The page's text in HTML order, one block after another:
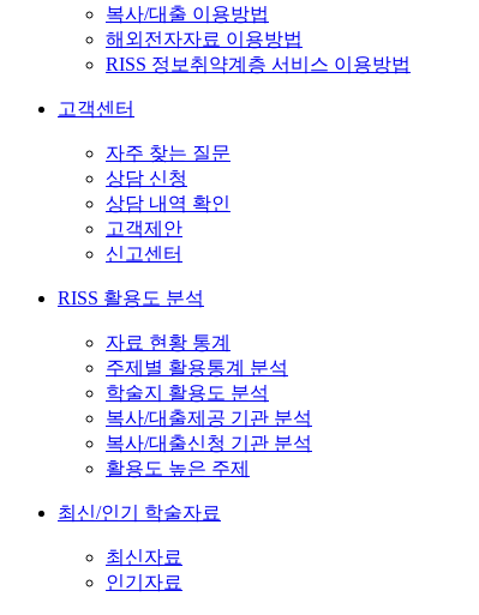
복사/대출 이용방법
해외전자자료 이용방법
RISS 정보취약계층 서비스 이용방법
고객센터
자주 찾는 질문
상담 신청
상담 내역 확인
고객제안
신고센터
RISS 활용도 분석
자료 현황 통계
주제별 활용통계 분석
학술지 활용도 분석
복사/대출제공 기관 분석
복사/대출신청 기관 분석
활용도 높은 주제
최신/인기 학술자료
최신자료
인기자료